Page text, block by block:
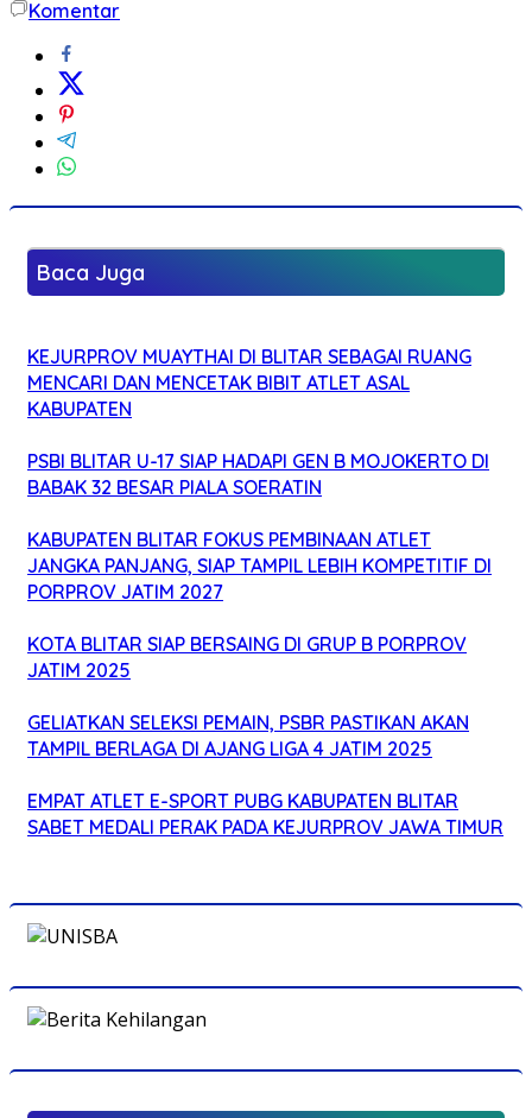
Komentar
Baca Juga
KEJURPROV MUAYTHAI DI BLITAR SEBAGAI RUANG
MENCARI DAN MENCETAK BIBIT ATLET ASAL
KABUPATEN
PSBI BLITAR U-17 SIAP HADAPI GEN B MOJOKERTO DI
BABAK 32 BESAR PIALA SOERATIN
KABUPATEN BLITAR FOKUS PEMBINAAN ATLET
JANGKA PANJANG, SIAP TAMPIL LEBIH KOMPETITIF DI
PORPROV JATIM 2027
KOTA BLITAR SIAP BERSAING DI GRUP B PORPROV
JATIM 2025
GELIATKAN SELEKSI PEMAIN, PSBR PASTIKAN AKAN
TAMPIL BERLAGA DI AJANG LIGA 4 JATIM 2025
EMPAT ATLET E-SPORT PUBG KABUPATEN BLITAR
SABET MEDALI PERAK PADA KEJURPROV JAWA TIMUR